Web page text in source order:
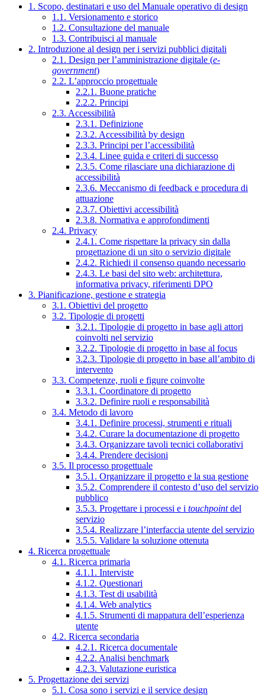
1. Scopo, destinatari e uso del Manuale operativo di design
1.1. Versionamento e storico
1.2. Consultazione del manuale
1.3. Contribuisci al manuale
2. Introduzione al design per i servizi pubblici digitali
2.1. Design per l’amministrazione digitale (e-
government)
2.2. L’approccio progettuale
2.2.1. Buone pratiche
2.2.2. Principi
2.3. Accessibilità
2.3.1. Definizione
2.3.2. Accessibilità by design
2.3.3. Principi per l’accessibilità
2.3.4. Linee guida e criteri di successo
2.3.5. Come rilasciare una dichiarazione di
accessibilità
2.3.6. Meccanismo di feedback e procedura di
attuazione
2.3.7. Obiettivi accessibilità
2.3.8. Normativa e approfondimenti
2.4. Privacy
2.4.1. Come rispettare la privacy sin dalla
progettazione di un sito o servizio digitale
2.4.2. Richiedi il consenso quando necessario
2.4.3. Le basi del sito web: architettura,
informativa privacy, riferimenti DPO
3. Pianificazione, gestione e strategia
3.1. Obiettivi del progetto
3.2. Tipologie di progetti
3.2.1. Tipologie di progetto in base agli attori
coinvolti nel servizio
3.2.2. Tipologie di progetto in base al focus
3.2.3. Tipologie di progetto in base all’ambito di
intervento
3.3. Competenze, ruoli e figure coinvolte
3.3.1. Coordinatore di progetto
3.3.2. Definire ruoli e responsabilità
3.4. Metodo di lavoro
3.4.1. Definire processi, strumenti e rituali
3.4.2. Curare la documentazione di progetto
3.4.3. Organizzare tavoli tecnici collaborativi
3.4.4. Prendere decisioni
3.5. Il processo progettuale
3.5.1. Organizzare il progetto e la sua gestione
3.5.2. Comprendere il contesto d’uso del servizio
pubblico
3.5.3. Progettare i processi e i touchpointdel
servizio
3.5.4. Realizzare l’interfaccia utente del servizio
3.5.5. Validare la soluzione ottenuta
4. Ricerca progettuale
4.1. Ricerca primaria
4.1.1. Interviste
4.1.2. Questionari
4.1.3. Test di usabilità
4.1.4. Web analytics
4.1.5. Strumenti di mappatura dell’esperienza
utente
4.2. Ricerca secondaria
4.2.1. Ricerca documentale
4.2.2. Analisi benchmark
4.2.3. Valutazione euristica
5. Progettazione dei servizi
5.1. Cosa sono i servizi e il service design